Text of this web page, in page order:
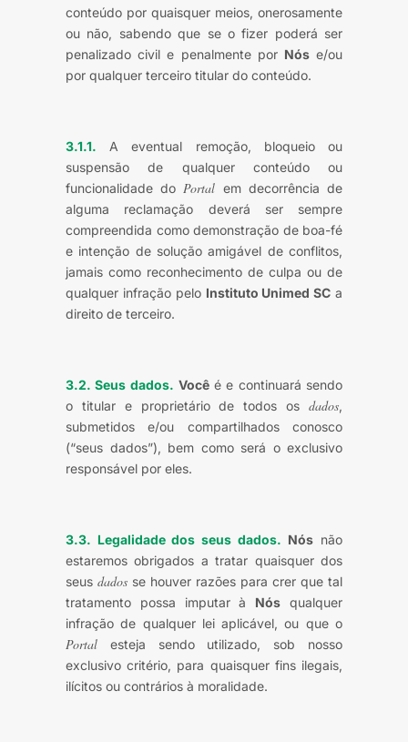
conteúdo por quaisquer meios, onerosamente
ou não, sabendo que se o fizer poderá ser
penalizado civil e penalmente por Nóse/ou
por qualquer terceiro titular do conteúdo.
3.1.1. A eventual remoção, bloqueio ou
suspensão de qualquer conteúdo ou
funcionalidade do Portal em decorrência de
alguma reclamação deverá ser sempre
compreendida como demonstração de boa-fé
e intenção de solução amigável de conflitos,
jamais como reconhecimento de culpa ou de
qualquer infração pelo Instituto Unimed SC a
direito de terceiro.
3.2. Seus dados. Vocêé e continuará sendo
o titular e proprietário de todos os dados,
submetidos e/ou compartilhados conosco
(“seus dados”), bem como será o exclusivo
responsável por eles.
3.3. Legalidade dos seus dados. Nós não
estaremos obrigados a tratar quaisquer dos
seus dados se houver razões para crer que tal
tratamento possa imputar à Nós qualquer
infração de qualquer lei aplicável, ou que o
Portal esteja sendo utilizado, sob nosso
exclusivo critério, para quaisquer fins ilegais,
ilícitos ou contrários à moralidade.